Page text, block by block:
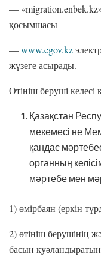
—
қосымшасы
—www.egov.kz
жүзеге асырады.
Өтініш беруші
Қазақстан
мекемесі не
қандас
органның
мәртебе мен
1) өмірбаян (еркін
2) өтініш берушінің
басын